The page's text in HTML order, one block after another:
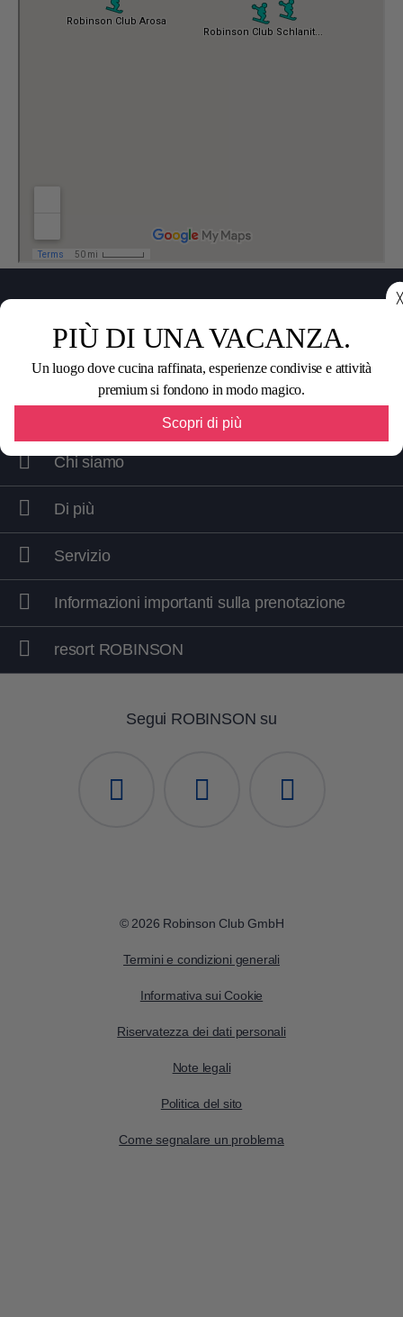
╳
PIÙ DI UNA VACANZA.
Un luogo dove cucina raffinata, esperienze condivise e attività
premium si fondono in modo magico.
Scopri di più
Condividi questa pagina con i tuoi amici
Chi siamo
Di più
Servizio
Informazioni importanti sulla prenotazione
resort ROBINSON
Segui ROBINSON su
© 2026 Robinson Club GmbH
Termini e condizioni generali
Informativa sui Cookie
Riservatezza dei dati personali
Note legali
Politica del sito
Come segnalare un problema